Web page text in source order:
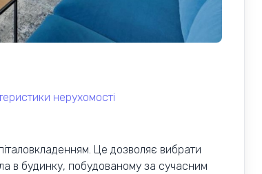
нерухомості
Це дозволяє вибрати
в будинку, побудованому за сучасним